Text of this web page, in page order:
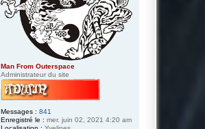
m
O
u
t
e
s
p
a
c
e
Man From Outerspace
Administrateur du site
Messages : 841
Enregistré le : mer. juin 02, 2021 4:20 am